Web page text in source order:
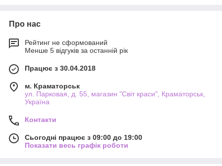
Про нас
Рейтинг не сформований
Менше 5 відгуків за останній рік
Працює з 30.04.2018
м. Краматорськ
ул. Парковая, д. 55, магазин "Світ краси", Краматорськ,
Україна
Контакти
Сьогодні працює з 09:00 до 19:00
Показати весь графік роботи